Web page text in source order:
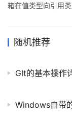
箱在值类型向引用
码 复制代码 代码如
执行一次装箱操作.
随机推荐
GIt的基本操作
Windows自带